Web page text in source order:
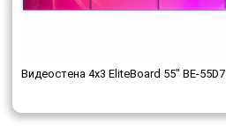
Видеостена 4x3 EliteBoard 55" BE-55D7